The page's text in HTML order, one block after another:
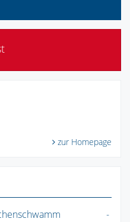
zur Homepage